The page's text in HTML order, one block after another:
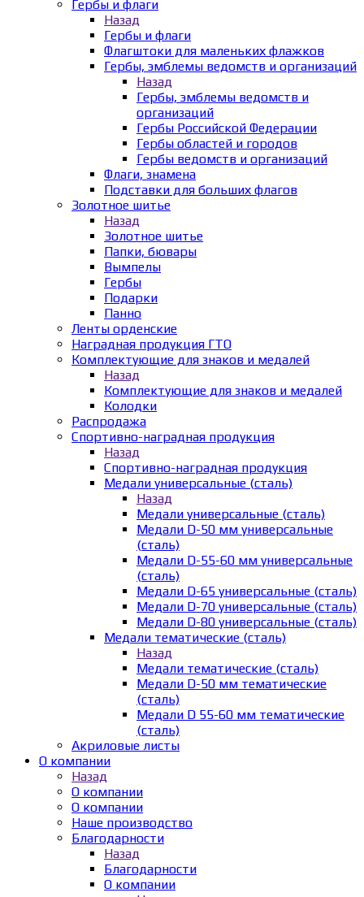
Гербы и флаги
Назад
Гербы и флаги
Флагштоки для маленьких флажков
Гербы, эмблемы ведомств и организаций
Назад
Гербы, эмблемы ведомств и
организаций
Гербы Российской Федерации
Гербы областей и городов
Гербы ведомств и организаций
Флаги, знамена
Подставки для больших флагов
Золотное шитье
Назад
Золотное шитье
Папки, бювары
Вымпелы
Гербы
Подарки
Панно
Ленты орденские
Наградная продукция ГТО
Комплектующие для знаков и медалей
Назад
Комплектующие для знаков и медалей
Колодки
Распродажа
Спортивно-наградная продукция
Назад
Спортивно-наградная продукция
Медали универсальные (сталь)
Назад
Медали универсальные (сталь)
Медали D-50 мм универсальные
(сталь)
Медали D-55-60 мм универсальные
(сталь)
Медали D-65 универсальные (сталь)
Медали D-70 универсальные (сталь)
Медали D-80 универсальные (сталь)
Медали тематические (сталь)
Назад
Медали тематические (сталь)
Медали D-50 мм тематические
(сталь)
Медали D 55-60 мм тематические
(сталь)
Акриловые листы
О компании
Назад
О компании
О компании
Наше производство
Благодарности
Назад
Благодарности
О компании